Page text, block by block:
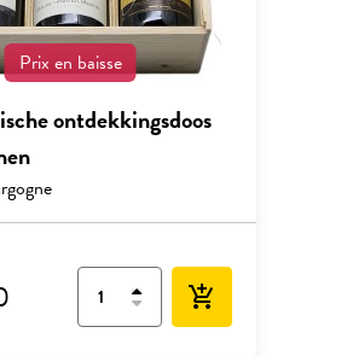
Prix en baisse
ontdekkingsdoos
add_shopping_cart